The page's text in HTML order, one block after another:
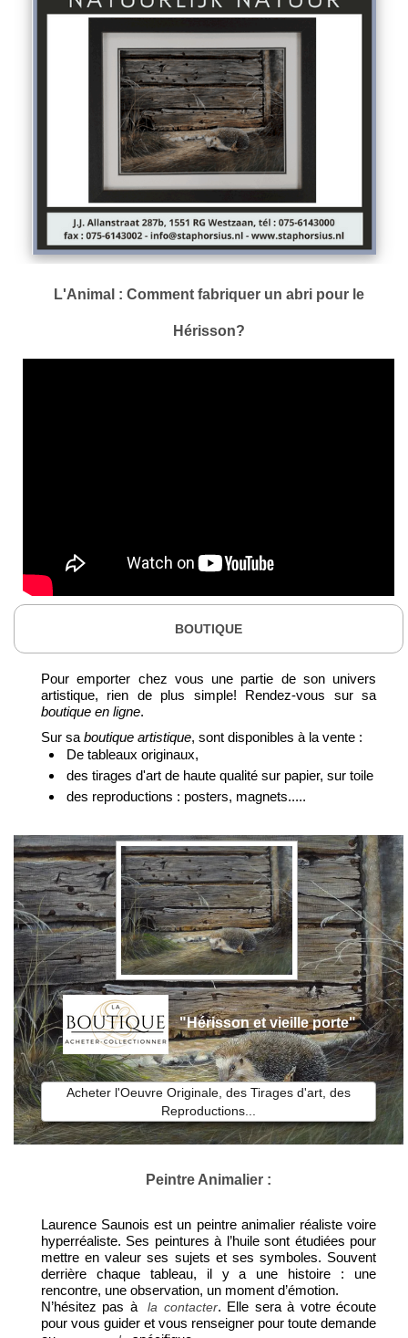
L'Animal : Comment fabriquer un abri pour le
Hérisson?
BOUTIQUE
Pour emporter chez vous une partie de son univers
artistique, rien de plus simple! Rendez-vous sur sa
boutique en ligne.
Sur sa boutique artistique, sont disponibles à la vente :
De tableaux originaux,
des tirages d'art de haute qualité sur papier, sur toile
des reproductions : posters, magnets.....
"Hérisson et vieille porte"
Acheter l'Oeuvre Originale, des Tirages d'art, des
Reproductions...
Peintre Animalier :
Laurence Saunois est un peintre animalier réaliste voire
hyperréaliste. Ses peintures à l’huile sont étudiées pour
mettre en valeur ses sujets et ses symboles. Souvent
derrière chaque tableau, il y a une histoire : une
rencontre, une observation, un moment d’émotion.
N’hésitez pas à
la contacter. Elle sera à votre écoute
pour vous guider et vous renseigner pour toute demande